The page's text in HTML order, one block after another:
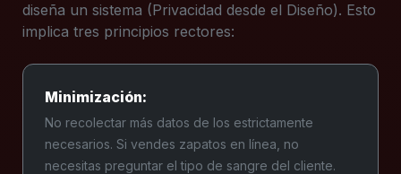
diseña un sistema (Privacidad desde el Diseño). Esto
implica tres principios rectores:
Minimización:
No recolectar más datos de los estrictamente
necesarios. Si vendes zapatos en línea, no
necesitas preguntar el tipo de sangre del cliente.